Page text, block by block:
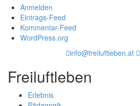
Anmelden
Eintrags-Feed
Kommentar-Feed
WordPress.org
info@freiluftleben.at
Freiluftleben
Erlebnis